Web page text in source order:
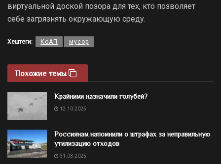
виртуальной доской позора для тех, кто позволяет
себе загрязнять окружающую среду.
Хештеги: КоАП мусор
Похожие темы
Крайними назначили голубей?
12.10.2025
Россиянам напомнили о штрафах за неправильную
утилизацию отходов
31.03.2025